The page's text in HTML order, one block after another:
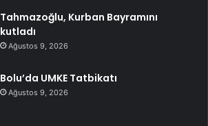
Tahmazoğlu, Kurban Bayramını
kutladı
Ağustos 9, 2026
Bolu’da UMKE Tatbikatı
Ağustos 9, 2026